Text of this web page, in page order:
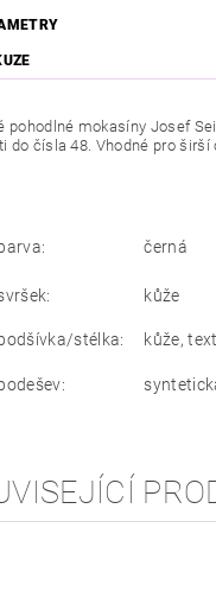
pohodlné mokasíny Josef
do čísla 48. Vhodné pro širší
barva: černá
kůže
stélka: kůže,